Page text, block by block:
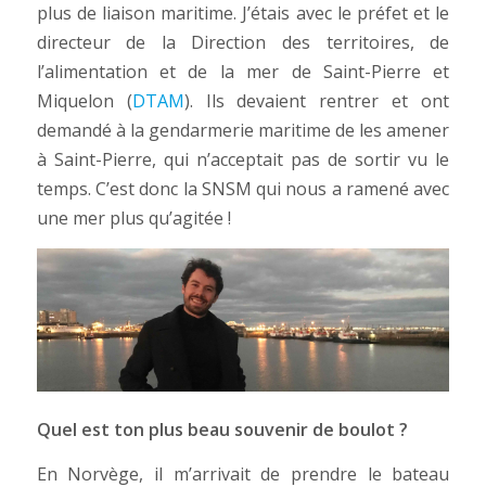
plus de liaison maritime. J’étais avec le préfet et le
directeur de la Direction des territoires, de
l’alimentation et de la mer de Saint-Pierre et
Miquelon (DTAM). Ils devaient rentrer et ont
demandé à la gendarmerie maritime de les amener
à Saint-Pierre, qui n’acceptait pas de sortir vu le
temps. C’est donc la SNSM qui nous a ramené avec
une mer plus qu’agitée !
Quel est ton plus beau souvenir de boulot ?
En Norvège, il m’arrivait de prendre le bateau